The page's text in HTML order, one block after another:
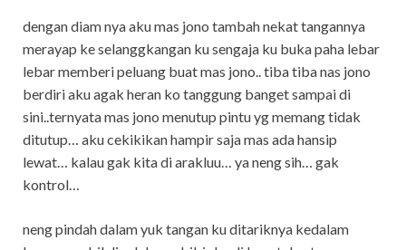
dengan diam nya aku mas jono tambah nekat tangannya
merayap ke selanggkangan ku sengaja ku buka paha lebar
lebar memberi peluang buat mas jono.. tiba tiba nas jono
berdiri aku agak heran ko tanggung banget sampai di
sini..ternyata mas jono menutup pintu yg memang tidak
ditutup… aku cekikikan hampir saja mas ada hansip
lewat… kalau gak kita di arakluu… ya neng sih… gak
kontrol…
neng pindah dalam yuk tangan ku ditariknya kedalam